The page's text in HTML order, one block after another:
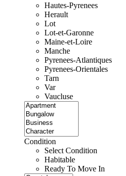
Hautes-Pyrenees
Herault
Lot
Lot-et-Garonne
Maine-et-Loire
Manche
Pyrenees-Atlantiques
Pyrenees-Orientales
Tarn
Var
Vaucluse
Condition
Select Condition
Habitable
Ready To Move In